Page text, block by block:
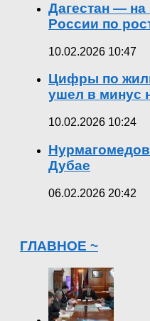
Дагестан —
России по
10.02.2026 10:47
Цифры по
ушел в минус
10.02.2026 10:24
Нурмагомедов
Дубае
06.02.2026 20:42
ГЛАВНОЕ ~